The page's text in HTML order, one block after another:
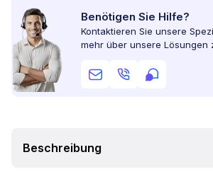
Benötigen Sie Hilfe?
Kontaktieren Sie unsere
mehr über unsere Lösungen
Beschreibung